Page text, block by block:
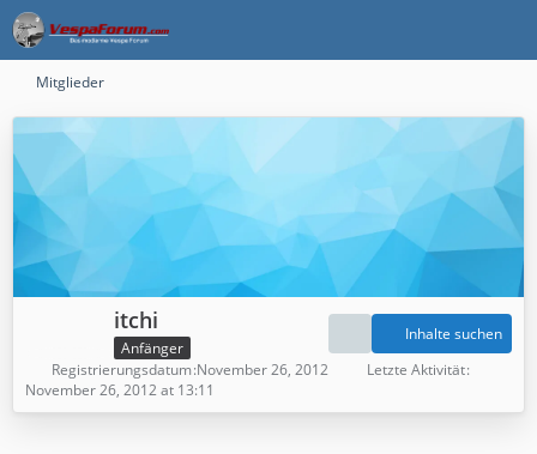
Mitglieder
itchi
Anfänger
Inhalte suchen
Registrierungsdatum November 26, 2012
Letzte Aktivität
November 26, 2012 at 13:11